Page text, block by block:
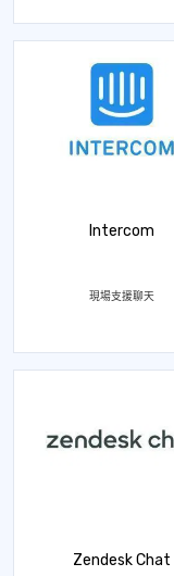
Intercom
現場支援聊天
Zendesk Chat